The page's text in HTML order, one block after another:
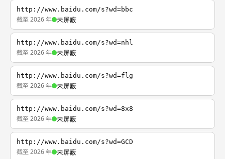
http://www.baidu.com/s?wd=bbc
截至 2026 年 未屏蔽
http://www.baidu.com/s?wd=nhl
截至 2026 年 未屏蔽
http://www.baidu.com/s?wd=flg
截至 2026 年 未屏蔽
http://www.baidu.com/s?wd=8x8
截至 2026 年 未屏蔽
http://www.baidu.com/s?wd=GCD
截至 2026 年 未屏蔽